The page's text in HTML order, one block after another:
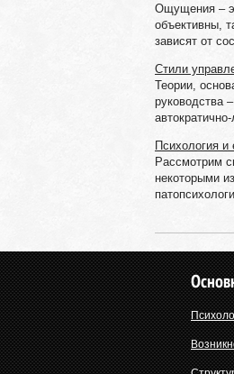
Ощущения –
объективны,
зависят от
Стили
Теории,
руководства
Психология и
Рассмотрим
некоторыми